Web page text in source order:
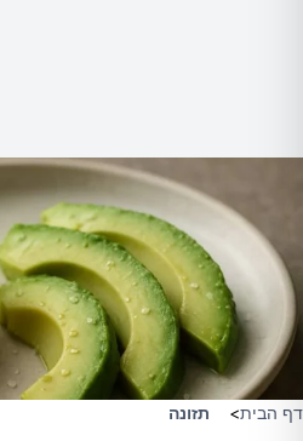
דף הבית> תזונה